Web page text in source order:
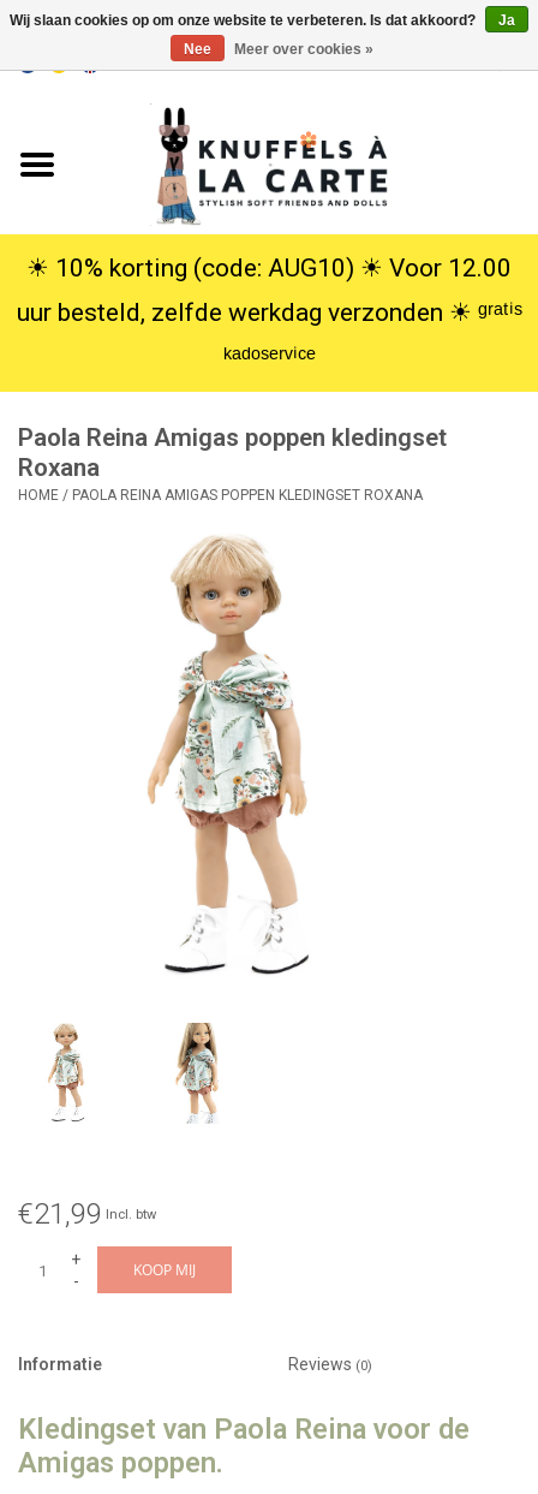
USD
Knuffels
Poppen
SALE
Cadeauservice
☀︎ 10% korting (code: AUG10) ☀︎ Voor 12.00
uur besteld, zelfde werkdag verzonden ☀︎ ᵍʳᵃᵗⁱˢ
ᵏᵃᵈᵒˢᵉʳᵛⁱᶜᵉ
Paola Reina Amigas poppen kledingset
Roxana
HOME / PAOLA REINA AMIGAS POPPEN KLEDINGSET ROXANA
€21,99 Incl. btw
+
-
KOOP MIJ
Informatie Reviews (0)
Kledingset van Paola Reina voor de
Amigas poppen.
Wij slaan cookies op om onze website te verbeteren. Is dat akkoord?
Ja
Nee
Meer over cookies »